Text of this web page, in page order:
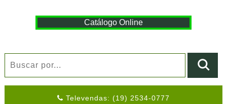
Catálogo Online
Televendas: (19) 2534-0777